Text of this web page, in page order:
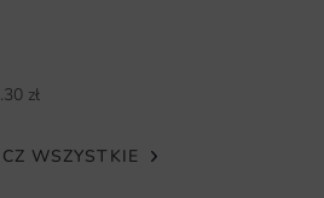
gwarantuje długotrwałe
że nawet początkujący mogą
zł
WSZYSTKIE